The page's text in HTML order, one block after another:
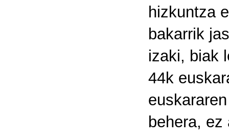
hizkuntza
bakarrik
izaki, biak
44k
behera,